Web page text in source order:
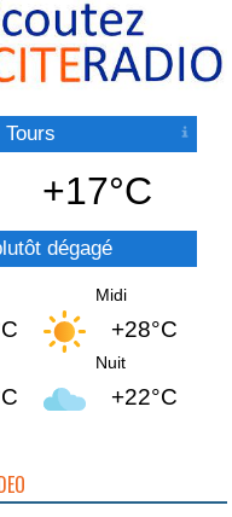
Tours
+17°C
dégagé
Midi
+28°C
Nuit
+22°C